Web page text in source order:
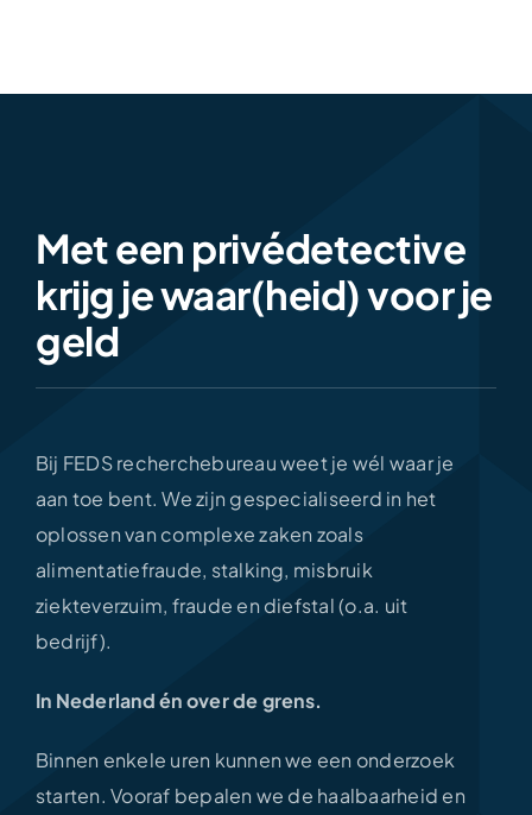
Met een privédetective
krijg je waar(heid) voor je
geld
Bij FEDS recherchebureau weet je wél waar je
aan toe bent. We zijn gespecialiseerd in het
oplossen van complexe zaken zoals
alimentatiefraude, stalking, misbruik
ziekteverzuim, fraude en diefstal (o.a. uit
bedrijf).
In Nederland én over de grens.
Binnen enkele uren kunnen we een onderzoek
starten. Vooraf bepalen we de haalbaarheid en